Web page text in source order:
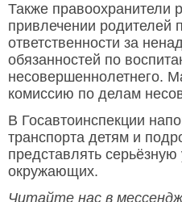
Также правоохранители
привлечении родителей
ответственности за
обязанностей по
несовершеннолетнего.
комиссию по делам
В Госавтоинспекции
транспорта детям и
представлять
окружающих.
Читайте нас в